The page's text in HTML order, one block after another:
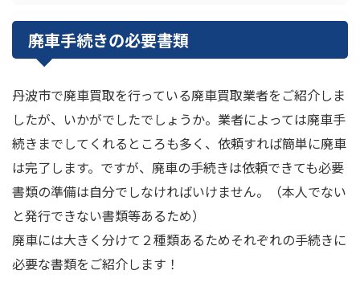
廃車手続きの必要書類
丹波市で廃車買取を行っている廃車買取業者をご紹介しま
したが、いかがでしたでしょうか。業者によっては廃車手
続きまでしてくれるところも多く、依頼すれば簡単に廃車
は完了します。ですが、廃車の手続きは依頼できても必要
書類の準備は自分でしなければいけません。（本人でない
と発行できない書類等あるため）
廃車には大きく分けて２種類あるためそれぞれの手続きに
必要な書類をご紹介します！